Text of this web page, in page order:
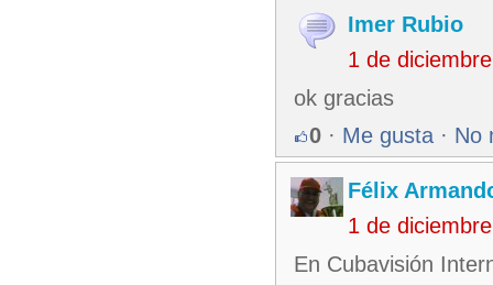
Imer Rubio
1 de
ok gracias
0 · Me gusta · No
Félix
1 de
En Cubavisión